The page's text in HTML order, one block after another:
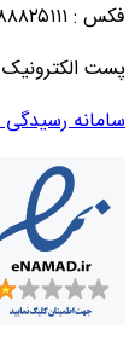
فکس : ۸۸۸۲۵۱۱۱(۰۲۱)
پست
سامانه رسیدگی